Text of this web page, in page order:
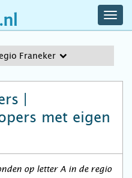
Franeker
|
met eigen
op letter A in de regio